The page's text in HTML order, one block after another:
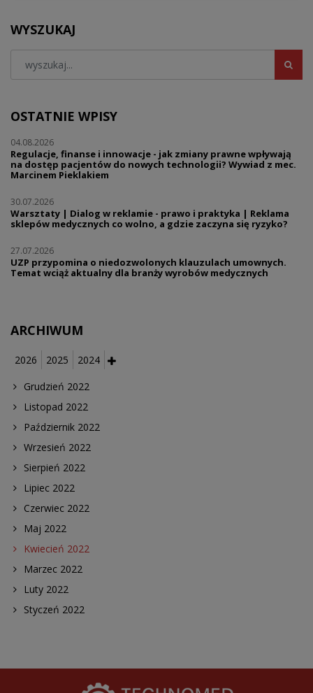
WYSZUKAJ
OSTATNIE WPISY
04.08.2026
Regulacje, finanse i innowacje - jak zmiany prawne wpływają
na dostęp pacjentów do nowych technologii? Wywiad z mec.
Marcinem Pieklakiem
30.07.2026
Warsztaty | Dialog w reklamie - prawo i praktyka | Reklama
sklepów medycznych co wolno, a gdzie zaczyna się ryzyko?
27.07.2026
UZP przypomina o niedozwolonych klauzulach umownych.
Temat wciąż aktualny dla branży wyrobów medycznych
ARCHIWUM
2026 2025 2024
Grudzień 2022
Listopad 2022
Październik 2022
Wrzesień 2022
Sierpień 2022
Lipiec 2022
Czerwiec 2022
Maj 2022
Kwiecień 2022
Marzec 2022
Luty 2022
Styczeń 2022